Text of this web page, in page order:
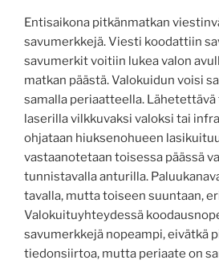
Entisaikona pitkänmatkan
savumerkkejä. Viesti koodattiin
savumerkit voitiin lukea valon
matkan päästä. Valokuidun voisi
samalla periaatteella.
laserilla vilkkuvaksi valoksi tai
ohjataan hiuksenohueen
vastaanotetaan toisessa päässä
tunnistavalla anturilla.
tavalla, mutta toiseen suuntaan,
Valokuituyhteydessä
savumerkkejä nopeampi, eivätkä
tiedonsiirtoa, mutta periaate on